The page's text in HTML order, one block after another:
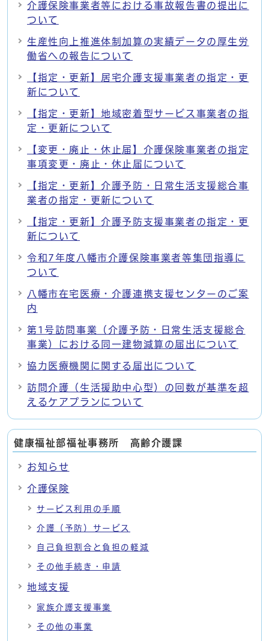
介護保険事業者等における事故報告書の提出に
ついて
生産性向上推進体制加算の実績データの厚生労
働省への報告について
【指定・更新】居宅介護支援事業者の指定・更
新について
【指定・更新】地域密着型サービス事業者の指
定・更新について
【変更・廃止・休止届】介護保険事業者の指定
事項変更・廃止・休止届について
【指定・更新】介護予防・日常生活支援総合事
業者の指定・更新について
【指定・更新】介護予防支援事業者の指定・更
新について
令和7年度八幡市介護保険事業者等集団指導に
ついて
八幡市在宅医療・介護連携支援センターのご案
内
第1号訪問事業（介護予防・日常生活支援総合
事業）における同一建物減算の届出について
協力医療機関に関する届出について
訪問介護（生活援助中心型）の回数が基準を超
えるケアプランについて
健康福祉部福祉事務所 高齢介護課
お知らせ
介護保険
サービス利用の手順
介護（予防）サービス
自己負担割合と負担の軽減
その他手続き・申請
地域支援
家族介護支援事業
その他の事業